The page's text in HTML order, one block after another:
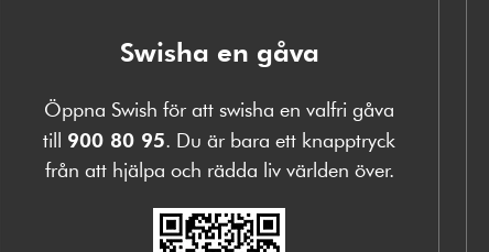
Swisha en gåva
Öppna Swish för att swisha en valfri gåva
till 900 80 95. Du är bara ett knapptryck
från att hjälpa och rädda liv världen över.